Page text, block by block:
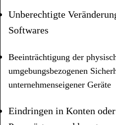
Unberechtigte
Softwares
Beeinträchtigung der
umgebungsbezogenen
unternehmenseigener Geräte
Eindringen in Konten